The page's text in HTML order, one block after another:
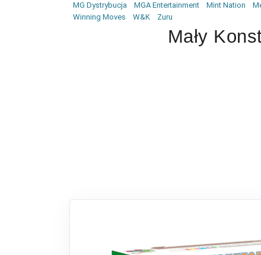
MG Dystrybucja
MGA Entertainment Mint Nation
Winning Moves
W&K Zuru
Mały